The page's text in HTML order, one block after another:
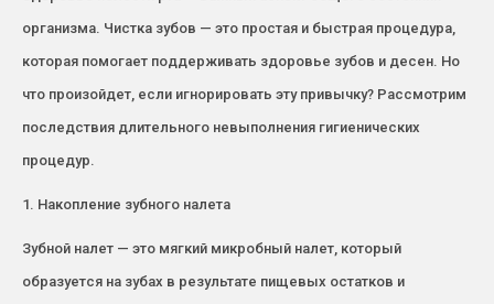
организма. Чистка зубов — это простая и быстрая процедура,
которая помогает поддерживать здоровье зубов и десен. Но
что произойдет, если игнорировать эту привычку? Рассмотрим
последствия длительного невыполнения гигиенических
процедур.
1. Накопление зубного налета
Зубной налет — это мягкий микробный налет, который
образуется на зубах в результате пищевых остатков и